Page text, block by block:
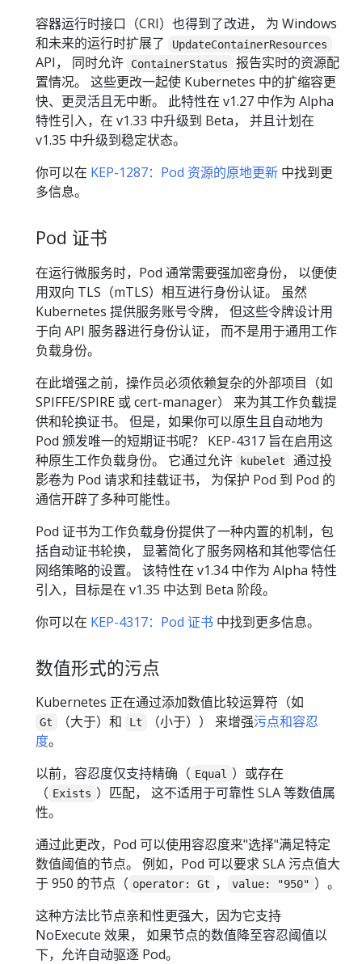
容器运行时接口（CRI）也得到了改进， 为 Windows
和未来的运行时扩展了
UpdateContainerResources
API， 同时允许 ContainerStatus
报告实时的资源配
置情况。 这些更改一起使 Kubernetes 中的扩缩容更
快、更灵活且无中断。 此特性在 v1.27 中作为 Alpha
特性引入，在 v1.33 中升级到 Beta， 并且计划在
v1.35 中升级到稳定状态。
你可以在 KEP-1287：Pod 资源的原地更新 中找到更
多信息。
Pod 证书
在运行微服务时，Pod 通常需要强加密身份， 以便使
用双向 TLS（mTLS）相互进行身份认证。 虽然
Kubernetes 提供服务账号令牌， 但这些令牌设计用
于向 API 服务器进行身份认证， 而不是用于通用工作
负载身份。
在此增强之前，操作员必须依赖复杂的外部项目（如
SPIFFE/SPIRE 或 cert-manager） 来为其工作负载提
供和轮换证书。 但是，如果你可以原生且自动地为
Pod 颁发唯一的短期证书呢？ KEP-4317 旨在启用这
种原生工作负载身份。 它通过允许
kubelet
通过投
影卷为 Pod 请求和挂载证书， 为保护 Pod 到 Pod 的
通信开辟了多种可能性。
Pod 证书为工作负载身份提供了一种内置的机制，包
括自动证书轮换， 显著简化了服务网格和其他零信任
网络策略的设置。 该特性在 v1.34 中作为 Alpha 特性
引入，目标是在 v1.35 中达到 Beta 阶段。
你可以在 KEP-4317：Pod 证书 中找到更多信息。
数值形式的污点
Kubernetes 正在通过添加数值比较运算符（如
Gt （大于）和 Lt （小于）） 来增强污点和容忍
度。
以前，容忍度仅支持精确（ Equal
）或存在
（ Exists ）匹配， 这不适用于可靠性 SLA 等数值属
性。
通过此更改，Pod 可以使用容忍度来"选择"满足特定
数值阈值的节点。 例如，Pod 可以要求 SLA 污点值大
于 950 的节点（ operator: Gt ， value: "950" ）。
这种方法比节点亲和性更强大，因为它支持
NoExecute 效果， 如果节点的数值降至容忍阈值以
下，允许自动驱逐 Pod。